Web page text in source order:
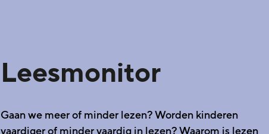
Leesmonitor
Gaan we meer of minder lezen? Worden kinderen
vaardiger of minder vaardig in lezen? Waarom is lezen